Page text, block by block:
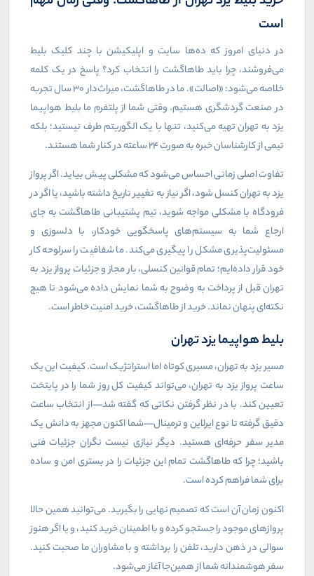
است
در دنیای امروز که ده‌ها سایت و اپلیکیشن با چند کلیک بلیط
می‌فروشند، چرا باید طاهاگشت را انتخاب کرد؟ پاسخ در یک کلمه
خلاصه می‌شود: «اصالت». ما در طاهاگشت، میراث‌دار ۳۰ سال تجربه
در صنعت گردشگری هستیم. وقتی شما از پلتفرم ما بلیط هواپیما
یزد به تهران تهیه می‌کنید، تنها با یک الگوریتم طرف نیستید؛ بلکه
تیمی از کارشناسان خبره به صورت ۲۴ ساعته در کنار شما هستند.
تفاوت اصلی زمانی احساس می‌شود که مشکلی پیش بیاید. اگر پرواز
یزد به تهران کنسل شود، اگر نیاز به تغییر تاریخ داشته باشید، یا اگر در
فرودگاه با مشکلی مواجه شوید، تیم پشتیبانی طاهاگشت به جای
ارجاع شما به سیستم‌های پاسخگویی خودکار، با دلسوزی و
مسئولیت‌پذیری مشکل را پیگیری می‌کند. ما شفافیت را سرلوحه کار
خود قرار داده‌ایم؛ تمام قوانین کنسلی، بار مجاز و جزئیات پرواز یزد به
تهران قبل از پرداخت به وضوح به شما نمایش داده می‌شود تا هیچ
نکته‌ای پنهان نماند. خرید از طاهاگشت، خرید امنیت خاطر است.
بلیط هواپیما یزد تهران
مسیر یزد به تهران، مسیری کوتاه اما استراتژیک است. کیفیت این یک
ساعت پرواز یزد به تهران، می‌تواند کیفیت کل روز شما را در پایتخت
تعیین کند. با در نظر گرفتن نکاتی که گفته شد—از انتخاب ساعت
دقیق گرفته تا نوع ایرلاین و ترمینال—شما اکنون مجهز به دانش یک
مدیر سفر حرفه‌ای هستید. دیگر نیازی نیست نگران جزئیات فنی
باشید؛ چرا که طاهاگشت تمام این جزئیات را در بستری امن و ساده
برای شما فراهم کرده است.
اکنون زمان آن است که تصمیم نهایی را بگیرید. می‌توانید همین حالا
پروازهای موجود را جستجو کرده و با اطمینان خرید کنید، و یا اگر هنوز
سوالی در ذهن دارید، تلفن را برداشته و با مشاوران ما صحبت کنید.
سفر هوشمندانه شما از همین‌جا آغاز می‌شود.